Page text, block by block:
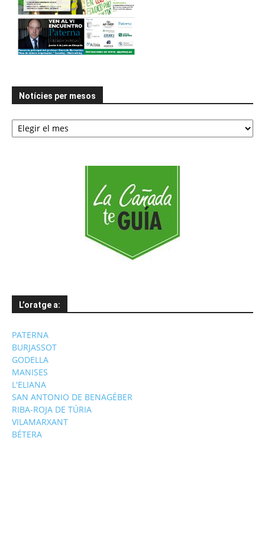
Notícies per mesos
Notícies
per
L’oratge a:
PATERNA
BURJASSOT
GODELLA
MANISES
L'ELIANA
SAN ANTONIO DE BENAGÉBER
RIBA-ROJA DE TÚRIA
VILAMARXANT
BÉTERA